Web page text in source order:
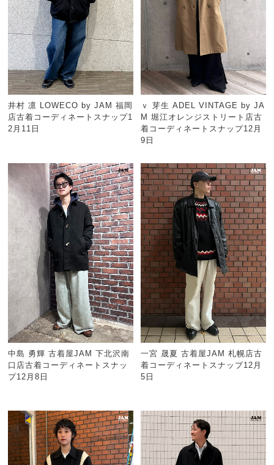
井村 凛 LOWECO by JAM 福岡
店古着コーディネートスナップ1
2月11日
ｖ 芽生 ADEL VINTAGE by JA
M 堀江オレンジストリート店古
着コーディネートスナップ12月
9日
中島 勇輝 古着屋JAM 下北沢南
口店古着コーディネートスナッ
プ12月8日
一宮 晟夏 古着屋JAM 札幌店古
着コーディネートスナップ12月
5日